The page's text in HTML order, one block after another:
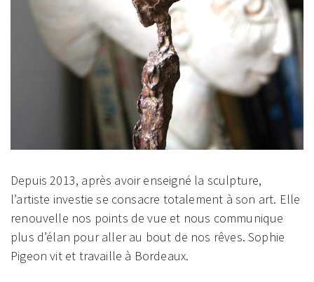
Depuis 2013, après avoir enseigné la sculpture,
l’artiste investie se consacre totalement à son art. Elle
renouvelle nos points de vue et nous communique
plus d’élan pour aller au bout de nos rêves. Sophie
Pigeon vit et travaille à Bordeaux.